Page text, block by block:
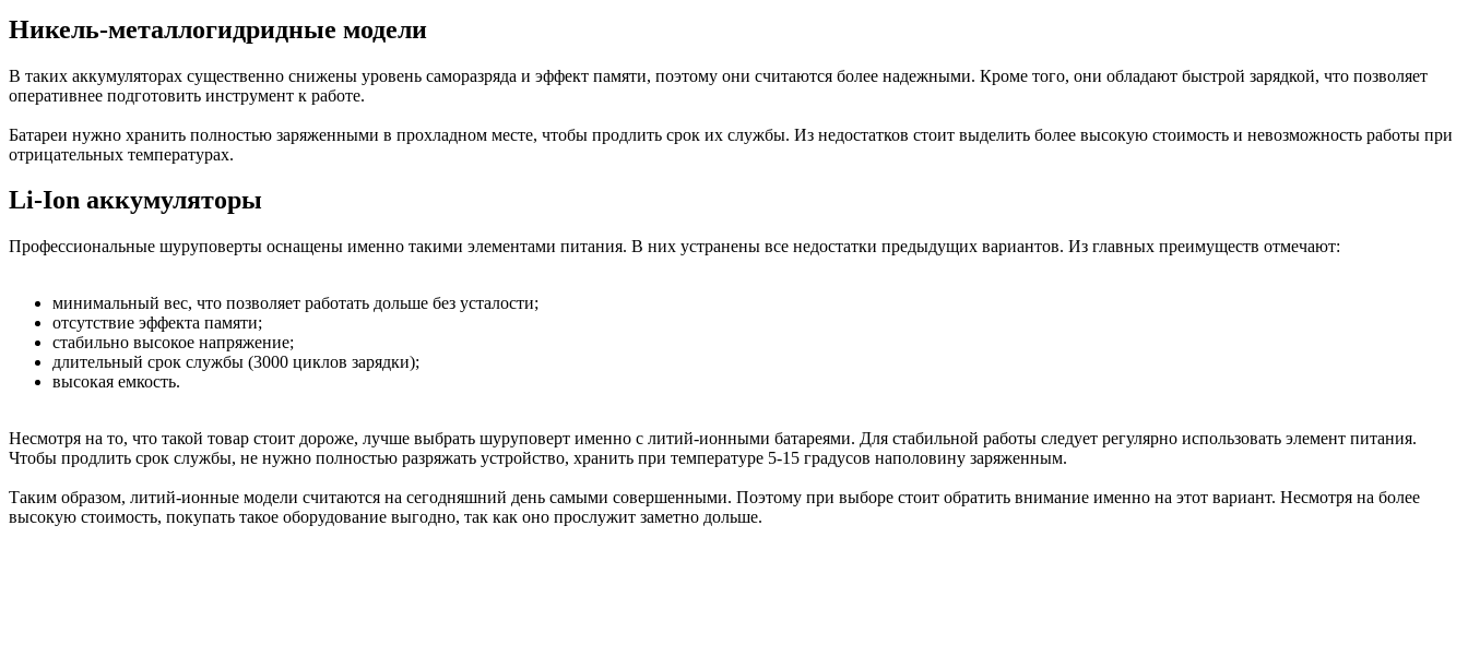
Никель-металлогидридные модели
В таких аккумуляторах существенно снижены уровень саморазряда и эффект памяти, поэтому они считаются более надежными. Кроме того, они обладают быстрой зарядкой, что позволяет
оперативнее подготовить инструмент к работе.
Батареи нужно хранить полностью заряженными в прохладном месте, чтобы продлить срок их службы. Из недостатков стоит выделить более высокую стоимость и невозможность работы при
отрицательных температурах.
Li-Ion аккумуляторы
Профессиональные шуруповерты оснащены именно такими элементами питания. В них устранены все недостатки предыдущих вариантов. Из главных преимуществ отмечают:
минимальный вес, что позволяет работать дольше без усталости;
отсутствие эффекта памяти;
стабильно высокое напряжение;
длительный срок службы (3000 циклов зарядки);
высокая емкость.
Несмотря на то, что такой товар стоит дороже, лучше выбрать шуруповерт именно с литий-ионными батареями. Для стабильной работы следует регулярно использовать элемент питания.
Чтобы продлить срок службы, не нужно полностью разряжать устройство, хранить при температуре 5-15 градусов наполовину заряженным.
Таким образом, литий-ионные модели считаются на сегодняшний день самыми совершенными. Поэтому при выборе стоит обратить внимание именно на этот вариант. Несмотря на более
высокую стоимость, покупать такое оборудование выгодно, так как оно прослужит заметно дольше.